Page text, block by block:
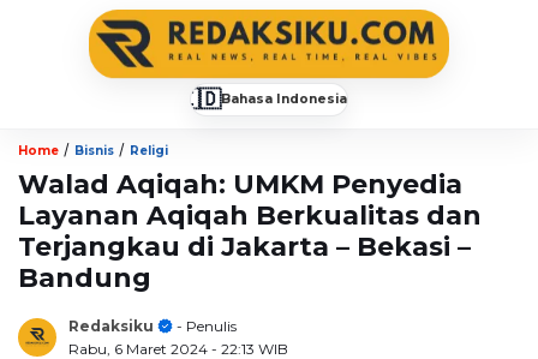
🇮🇩Bahasa Indonesia
Home / Bisnis / Religi
Walad Aqiqah: UMKM Penyedia
Layanan Aqiqah Berkualitas dan
Terjangkau di Jakarta – Bekasi –
Bandung
Redaksiku
- Penulis
Rabu, 6 Maret 2024 - 22:13 WIB